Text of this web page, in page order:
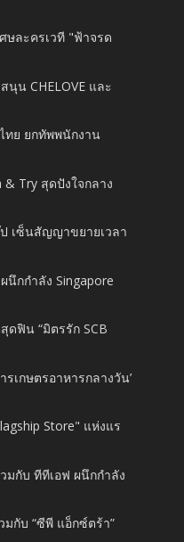
ษละครเวที "ฟ้าจรด
นุน CHELOVE และ
ทย ยกทัพพนักงาน
Try สุดปังใจกลาง
เซ็นสัญญาขยายเวลา
นึกกำลัง Singapore
ฟิน “มิตรรัก SCB
รเกษตรอาหารกลางวัน’
Store" แห่งแร
กับ ทีทีเอฟ ผนึกกำลัง
มกับ “ซีพี แอ็กซ์ตร้า”